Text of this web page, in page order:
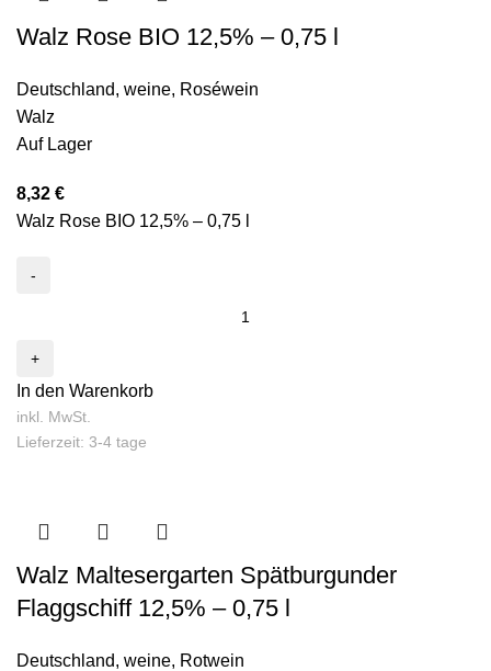
Walz Rose BIO 12,5% – 0,75 l
Deutschland, weine, Roséwein
Walz
Auf Lager
8,32 €
Walz Rose BIO 12,5% – 0,75 l
In den Warenkorb
inkl. MwSt.
Lieferzeit: 3-4 tage
Walz Maltesergarten Spätburgunder
Flaggschiff 12,5% – 0,75 l
Deutschland, weine, Rotwein